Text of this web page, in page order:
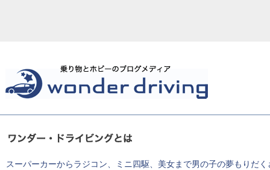
スーパーカーからラジコン、ミニ四駆、美女まで男の子の夢もりだく